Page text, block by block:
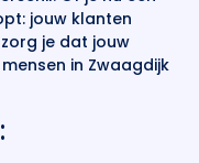
jouw klanten
zorg je dat jouw
in Zwaagdijk